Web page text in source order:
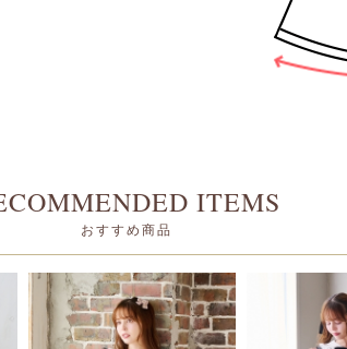
ITEMS
おすすめ商品